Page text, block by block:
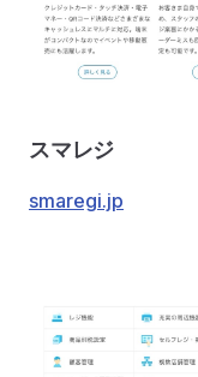
スマレジ
smaregi.jp